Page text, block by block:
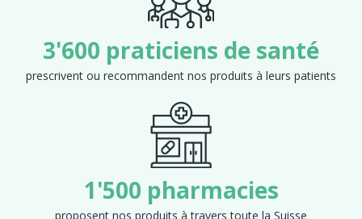
3'600 praticiens de santé
prescrivent ou recommandent nos produits à leurs patients
1'500 pharmacies
proposent nos produits à travers toute la Suisse